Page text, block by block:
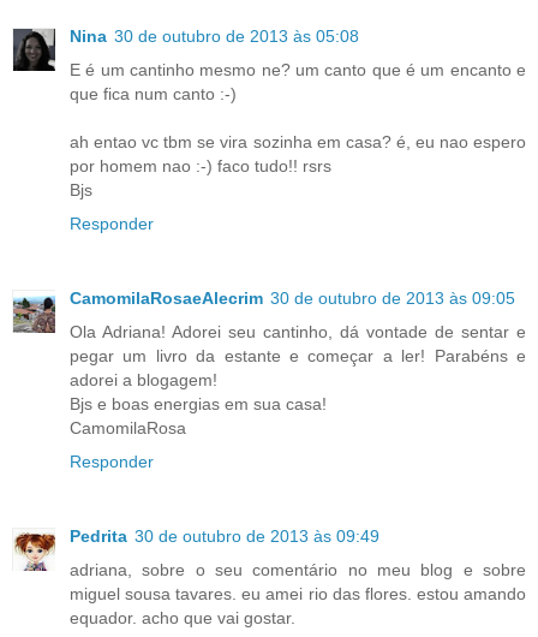
Nina 30 de outubro de 2013 às 05:08
E é um cantinho mesmo ne? um canto que é um encanto e
que fica num canto :-)
ah entao vc tbm se vira sozinha em casa? é, eu nao espero
por homem nao :-) faco tudo!! rsrs
Bjs
Responder
CamomilaRosaeAlecrim 30 de outubro de 2013 às 09:05
Ola Adriana! Adorei seu cantinho, dá vontade de sentar e
pegar um livro da estante e começar a ler! Parabéns e
adorei a blogagem!
Bjs e boas energias em sua casa!
CamomilaRosa
Responder
Pedrita 30 de outubro de 2013 às 09:49
adriana, sobre o seu comentário no meu blog e sobre
miguel sousa tavares. eu amei rio das flores. estou amando
equador. acho que vai gostar.